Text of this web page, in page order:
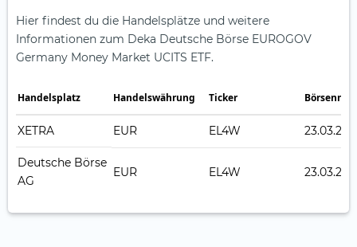
Hier findest du die Handelsplätze und weitere
Informationen zum Deka Deutsche Börse EUROGOV
Germany Money Market UCITS ETF.
Handelsplatz Handelswährung Ticker
XETRA EUR EL4W
Deutsche Börse
AG
EUR EL4W